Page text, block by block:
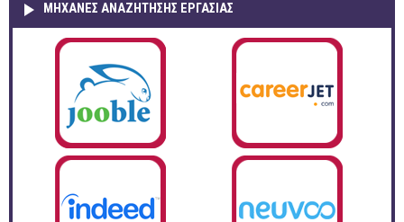
ΜΗΧΑΝΕΣ ΑΝΑΖΗΤΗΣΗΣ ΕΡΓΑΣΙΑΣ